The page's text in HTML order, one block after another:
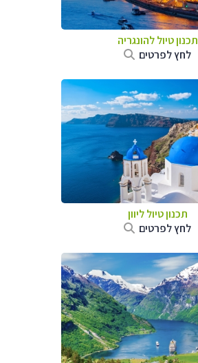
תכנון טיול להונגריה
לחץ לפרטים
תכנון טיול ליוון
לחץ לפרטים